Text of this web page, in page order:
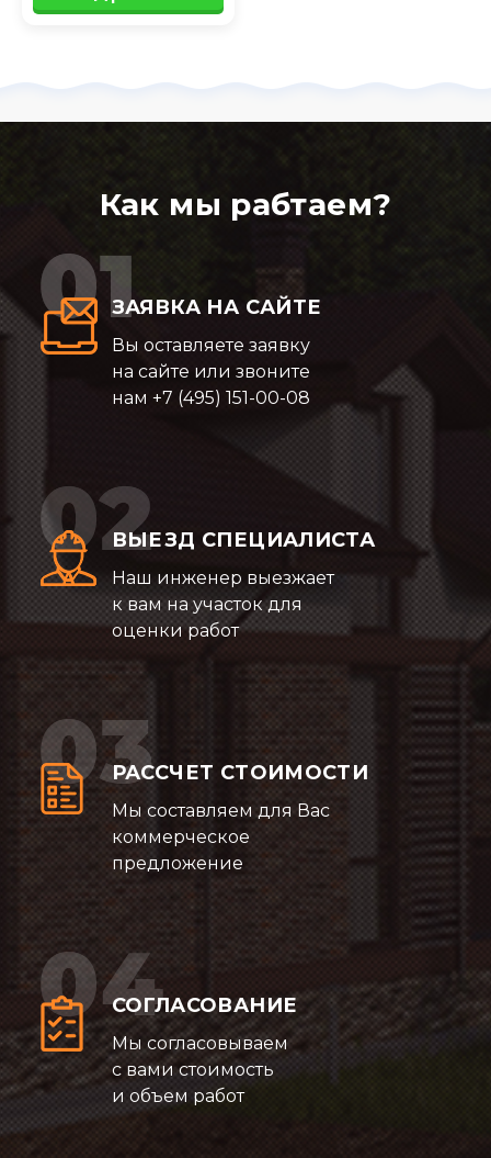
Как мы рабтаем?
ЗАЯВКА НА САЙТЕ
Вы оставляете заявку
на сайте или звоните
нам +7 (495) 151-00-08
ВЫЕЗД СПЕЦИАЛИСТА
Наш инженер выезжает
к вам на участок для
оценки работ
РАССЧЕТ СТОИМОСТИ
Мы составляем для Вас
коммерческое
предложение
СОГЛАСОВАНИЕ
Мы согласовываем
с вами стоимость
и объем работ